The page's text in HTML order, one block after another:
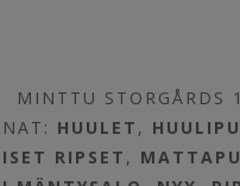
MINTTU STORGÅRDS
HUULET ,
RIPSET ,